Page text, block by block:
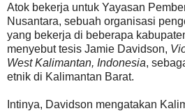
Atok bekerja untuk Yayasan
Nusantara, sebuah organisasi
yang bekerja di beberapa
menyebut tesis Jamie Davidson,
West Kalimantan, Indonesia,
etnik di Kalimantan Barat.
Intinya, Davidson mengatakan